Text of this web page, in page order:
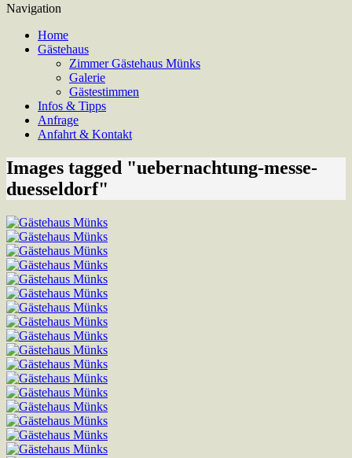
Navigation
Home
Gästehaus
Zimmer Gästehaus Münks
Galerie
Gästestimmen
Infos & Tipps
Anfrage
Anfahrt & Kontakt
Images tagged "uebernachtung-messe-
duesseldorf"